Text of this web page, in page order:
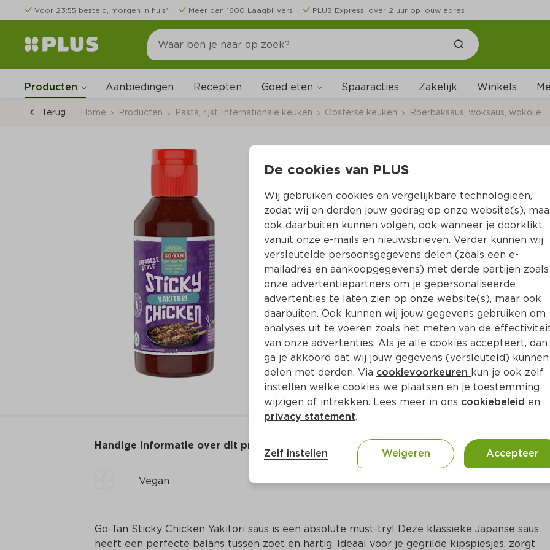
Voor 23:55 besteld, morgen in huis* Meer dan 1600 Laagblijvers PLUS Express: over 2 uur op jouw adres
Producten Aanbiedingen Recepten Goed eten Spaaracties Zakelijk Winkels
Terug Home Producten Pasta, rijst, internationale keuken Oosterse keuken Roerbaksaus, woksaus, wokolie
Go-Tan Sticky
Per Fles 220 ml  (per liter €11.32)
2.49
Toevoegen
Handige informatie over dit product
Vegan
Go-Tan Sticky Chicken Yakitori saus is een absolute must-try! Deze klassieke Japanse saus
heeft een perfecte balans tussen zoet en hartig. Ideaal voor je gegrilde kipspiesjes, zorgt
De cookies van PLUS
Wij gebruiken cookies en vergelijkbare technologieën,
zodat wij en derden jouw gedrag op onze website(s),
ook daarbuiten kunnen volgen, ook wanneer je doorklikt
vanuit onze e-mails en nieuwsbrieven. Verder kunnen wij
versleutelde persoonsgegevens delen (zoals een e-
mailadres en aankoopgegevens) met derde partijen zoals
onze advertentiepartners om je gepersonaliseerde
advertenties te laten zien op onze website(s), maar ook
daarbuiten. Ook kunnen wij jouw gegevens gebruiken om
analyses uit te voeren zoals het meten van de
van onze advertenties. Als je alle cookies accepteert, dan
ga je akkoord dat wij jouw gegevens (versleuteld) kunnen
delen met derden. Via cookievoorkeuren kun je ook zelf
instellen welke cookies we plaatsen en je toestemming
wijzigen of intrekken. Lees meer in ons cookiebeleid en
privacy statement.
Zelf instellen Weigeren Accepteer